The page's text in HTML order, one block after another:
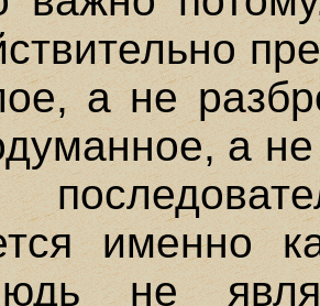
а не
а
именно
не